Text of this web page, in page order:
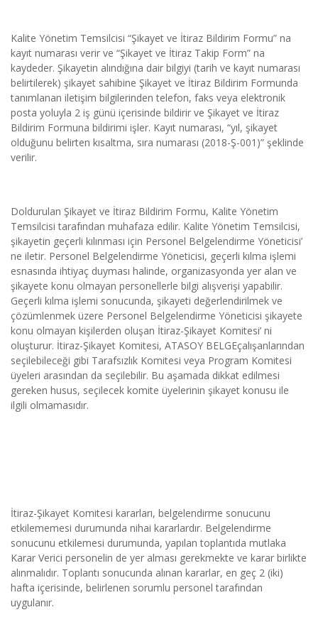
Kalite Yönetim Temsilcisi “Şikayet ve İtiraz Bildirim Formu” na
kayıt numarası verir ve “Şikayet ve İtiraz Takip Form” na
kaydeder. Şikayetin alındığına dair bilgiyi (tarih ve kayıt numarası
belirtilerek) şikayet sahibine Şikayet ve İtiraz Bildirim Formunda
tanımlanan iletişim bilgilerinden telefon, faks veya elektronik
posta yoluyla 2 iş günü içerisinde bildirir ve Şikayet ve İtiraz
Bildirim Formuna bildirimi işler. Kayıt numarası, “yıl, şikayet
olduğunu belirten kısaltma, sıra numarası (2018-Ş-001)” şeklinde
verilir.
Doldurulan Şikayet ve İtiraz Bildirim Formu, Kalite Yönetim
Temsilcisi tarafından muhafaza edilir. Kalite Yönetim Temsilcisi,
şikayetin geçerli kılınması için Personel Belgelendirme Yöneticisi’
ne iletir. Personel Belgelendirme Yöneticisi, geçerli kılma işlemi
esnasında ihtiyaç duyması halinde, organizasyonda yer alan ve
şikayete konu olmayan personellerle bilgi alışverişi yapabilir.
Geçerli kılma işlemi sonucunda, şikayeti değerlendirilmek ve
çözümlenmek üzere Personel Belgelendirme Yöneticisi şikayete
konu olmayan kişilerden oluşan İtiraz-Şikayet Komitesi’ ni
oluşturur. İtiraz-Şikayet Komitesi, ATASOY BELGEçalışanlarından
seçilebileceği gibi Tarafsızlık Komitesi veya Program Komitesi
üyeleri arasından da seçilebilir. Bu aşamada dikkat edilmesi
gereken husus, seçilecek komite üyelerinin şikayet konusu ile
ilgili olmamasıdır.
İtiraz-Şikayet Komitesi kararları, belgelendirme sonucunu
etkilememesi durumunda nihai kararlardır. Belgelendirme
sonucunu etkilemesi durumunda, yapılan toplantıda mutlaka
Karar Verici personelin de yer alması gerekmekte ve karar birlikte
alınmalıdır. Toplantı sonucunda alınan kararlar, en geç 2 (iki)
hafta içerisinde, belirlenen sorumlu personel tarafından
uygulanır.